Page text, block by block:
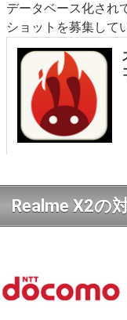
データベース化され
ショットを募集して
Realme X2の